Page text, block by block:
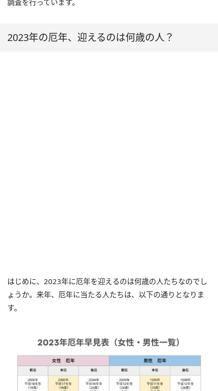
調査を行っています。
2023年の厄年、迎えるのは何歳の人？
はじめに、2023年に厄年を迎えるのは何歳の人たちなのでし
ょうか。来年、厄年に当たる人たちは、以下の通りとなりま
す。